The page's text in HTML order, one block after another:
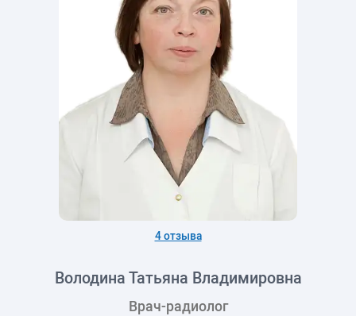
4 отзыва
Володина Татьяна Владимировна
Врач-радиолог